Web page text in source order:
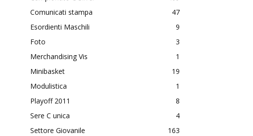
Comunicati stampa
47
Esordienti Maschili
9
Foto
3
Merchandising Vis
1
Minibasket
19
Modulistica
1
Playoff 2011
8
Sere C unica
4
Settore Giovanile
163